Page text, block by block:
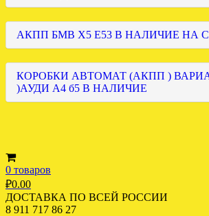
АКПП БМВ Х5 Е53 В НАЛИЧИЕ НА
КОРОБКИ АВТОМАТ (АКПП )
)АУДИ А4 б5 В НАЛИЧИЕ
0 товаров
₽0.00
ДОСТАВКА ПО ВСЕЙ РОССИИ
8 911 717 86 27